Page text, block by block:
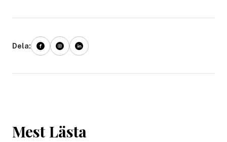
Dela:
Mest Lästa